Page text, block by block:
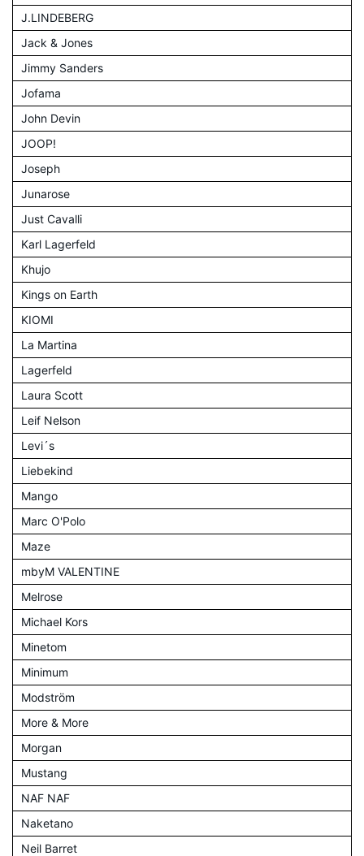
J.LINDEBERG
Jack & Jones
Jimmy Sanders
Jofama
John Devin
JOOP!
Joseph
Junarose
Just Cavalli
Karl Lagerfeld
Khujo
Kings on Earth
KIOMI
La Martina
Lagerfeld
Laura Scott
Leif Nelson
Levi´s
Liebekind
Mango
Marc O'Polo
Maze
mbyM VALENTINE
Melrose
Michael Kors
Minetom
Minimum
Modström
More & More
Morgan
Mustang
NAF NAF
Naketano
Neil Barret